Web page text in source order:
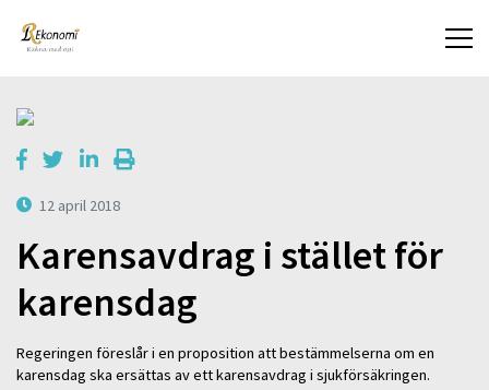
12 april 2018
Karensavdrag i stället för
karensdag
Regeringen föreslår i en proposition att bestämmelserna om en
karensdag ska ersättas av ett karensavdrag i sjukförsäkringen.